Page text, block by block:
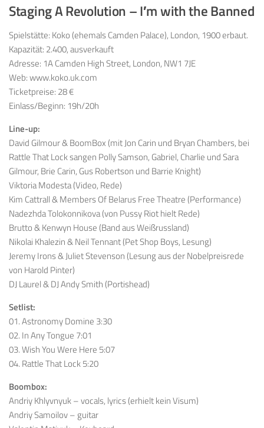
Staging A Revolution – I′m with the Banned
Spielstätte: Koko (ehemals Camden Palace), London, 1900 erbaut.
Kapazität: 2.400, ausverkauft
Adresse: 1A Camden High Street, London, NW1 7JE
Web: www.koko.uk.com
Ticketpreise: 28 €
Einlass/Beginn: 19h/20h
Line-up:
David Gilmour & BoomBox (mit Jon Carin und Bryan Chambers, bei
Rattle That Lock sangen Polly Samson, Gabriel, Charlie und Sara
Gilmour, Brie Carin, Gus Robertson und Barrie Knight)
Viktoria Modesta (Video, Rede)
Kim Cattrall & Members Of Belarus Free Theatre (Performance)
Nadezhda Tolokonnikova (von Pussy Riot hielt Rede)
Brutto & Kenwyn House (Band aus Weißrussland)
Nikolai Khalezin & Neil Tennant (Pet Shop Boys, Lesung)
Jeremy Irons & Juliet Stevenson (Lesung aus der Nobelpreisrede
von Harold Pinter)
DJ Laurel & DJ Andy Smith (Portishead)
Setlist:
01. Astronomy Domine 3:30
02. In Any Tongue 7:01
03. Wish You Were Here 5:07
04. Rattle That Lock 5:20
Boombox:
Andriy Khlyvnyuk – vocals, lyrics (erhielt kein Visum)
Andriy Samoilov – guitar